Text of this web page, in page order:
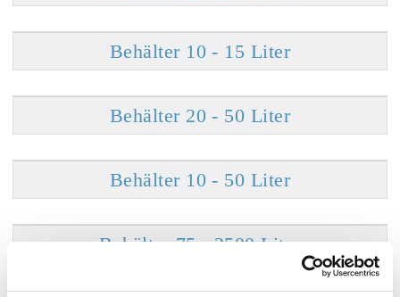
Behälter 10 - 15 Liter
Behälter 20 - 50 Liter
Behälter 10 - 50 Liter
Behälter 75 - 2500 Liter